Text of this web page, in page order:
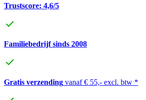
Trustscore: 4,6/5
Familiebedrijf sinds 2008
Gratis verzending vanaf € 55,- excl. btw *